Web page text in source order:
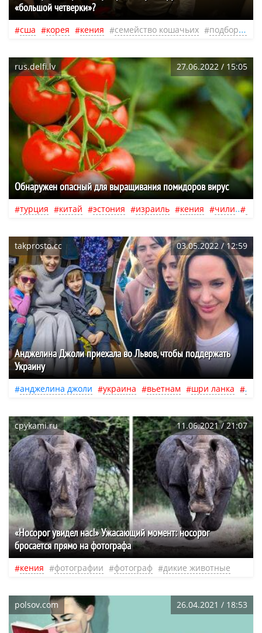
«большой четверки»?
сша корея кения семейство кошачьих подборка фильмов
rus.delfi.lv 27.06.2022 / 15:05
Обнаружен опасный для выращивания помидоров вирус
турция китай эстония израиль кения чили
takprosto.cc 03.05.2022 / 12:59
Анджелина Джоли приехала во Львов, чтобы поддержать
Украину
анджелина джоли украина вьетнам шри ланка
cpykami.ru 11.06.2021 / 21:07
«Носорог увидел нас!» Ужасающий момент: носорог
бросается прямо на фотографа
кения фотографии фотограф дикие животные
polsov.com 26.04.2021 / 18:53